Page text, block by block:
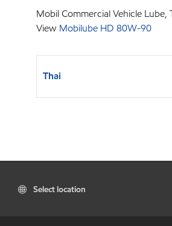
Mobil Commercial Vehicle Lube,
View Mobilube HD 80W-90
Thai
Select location